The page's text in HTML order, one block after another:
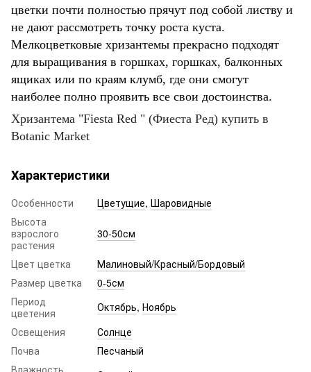
цветки почти полностью прячут под собой листву и
не дают рассмотреть точку роста куста.
Мелкоцветковые хризантемы прекрасно подходят
для выращивания в горшках, горшках, балконных
ящиках или по краям клумб, где они смогут
наиболее полно проявить все свои достоинства.
Хризантема "Fiesta Red " (Фиеста Ред) купить в
Botanic Market
Характеристики
Особенности Цветущие, Шаровидные
Высота
взрослого
растения
30-50см
Цвет цветка
Малиновый/Красный/Бордовый
Размер цветка
0-5см
Период
цветения
Октябрь, Ноябрь
Освещения
Солнце
Почва
Песчаный
Влажность